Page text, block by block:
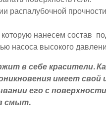
распалубочной
нанесем состав
насоса высокого
в себе красители.
имеет
его с
смыт.